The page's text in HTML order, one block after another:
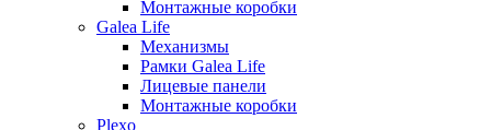
Монтажные коробки
Galea Life
Механизмы
Рамки Galea Life
Лицевые панели
Монтажные коробки
Plexo